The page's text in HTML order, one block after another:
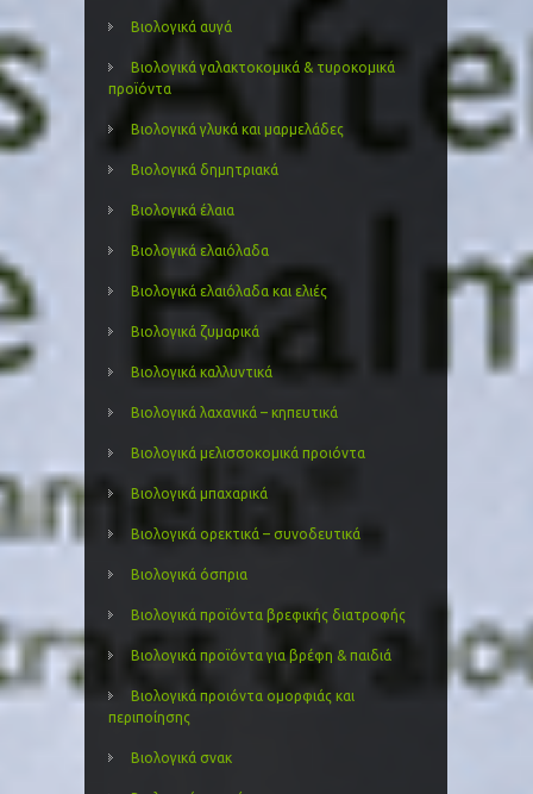
Βιολογικά αυγά
Βιολογικά γαλακτοκομικά & τυροκομικά
προϊόντα
Βιολογικά γλυκά και μαρμελάδες
Βιολογικά δημητριακά
Βιολογικά έλαια
Βιολογικά ελαιόλαδα
Βιολογικά ελαιόλαδα και ελιές
Βιολογικά ζυμαρικά
Βιολογικά καλλυντικά
Βιολογικά λαχανικά – κηπευτικά
Βιολογικά μελισσοκομικά προιόντα
Βιολογικά μπαχαρικά
Βιολογικά ορεκτικά – συνοδευτικά
Βιολογικά όσπρια
Βιολογικά προϊόντα βρεφικής διατροφής
Βιολογικά προϊόντα για βρέφη & παιδιά
Βιολογικά προιόντα ομορφιάς και
περιποίησης
Βιολογικά σνακ